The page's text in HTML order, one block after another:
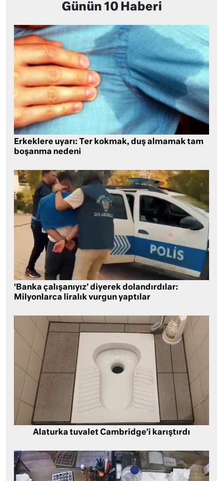
Günün 10 Haberi
Erkeklere uyarı: Ter kokmak, duş almamak tam
boşanma nedeni
‘Banka çalışanıyız’ diyerek dolandırdılar:
Milyonlarca liralık vurgun yaptılar
Alaturka tuvalet Cambridge’i karıştırdı